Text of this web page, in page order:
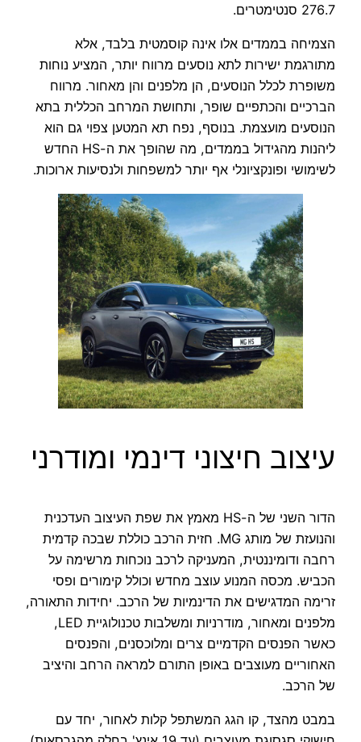
276.7 סנטימטרים.
הצמיחה בממדים אלו אינה קוסמטית בלבד, אלא
מתורגמת ישירות לתא נוסעים מרווח יותר, המציע נוחות
משופרת לכלל הנוסעים, הן מלפנים והן מאחור. מרווח
הברכיים והכתפיים שופר, ותחושת המרחב הכללית בתא
הנוסעים מועצמת. בנוסף, נפח תא המטען צפוי גם הוא
ליהנות מהגידול בממדים, מה שהופך את ה-HS החדש
לשימושי ופונקציונלי אף יותר למשפחות ולנסיעות ארוכות.
עיצוב חיצוני דינמי ומודרני
הדור השני של ה-HS מאמץ את שפת העיצוב העדכנית
והנועזת של מותג MG. חזית הרכב כוללת שבכה קדמית
רחבה ודומיננטית, המעניקה לרכב נוכחות מרשימה על
הכביש. מכסה המנוע עוצב מחדש וכולל קימורים ופסי
זרימה המדגישים את הדינמיות של הרכב. יחידות התאורה,
מלפנים ומאחור, מודרניות ומשלבות טכנולוגיית LED,
כאשר הפנסים הקדמיים צרים ומלוכסנים, והפנסים
האחוריים מעוצבים באופן התורם למראה הרחב והיציב
של הרכב.
במבט מהצד, קו הגג המשתפל קלות לאחור, יחד עם